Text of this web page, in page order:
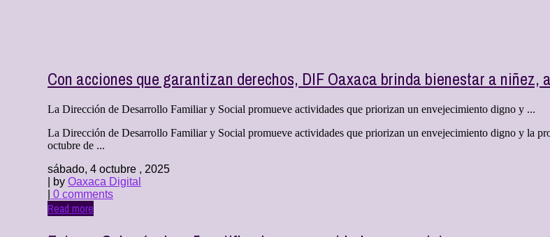
Con acciones que garantizan derechos, DIF Oaxaca brinda bienestar a niñez,
La Dirección de Desarrollo Familiar y Social promueve actividades que priorizan un envejecimiento digno y ...
La Dirección de Desarrollo Familiar y Social promueve actividades que priorizan un envejecimiento digno y la
octubre de ...
sábado, 4 octubre , 2025
| by Oaxaca Digital
0 comments
Read more